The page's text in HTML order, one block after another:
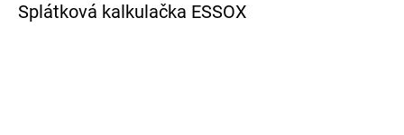
Splátková kalkulačka ESSOX